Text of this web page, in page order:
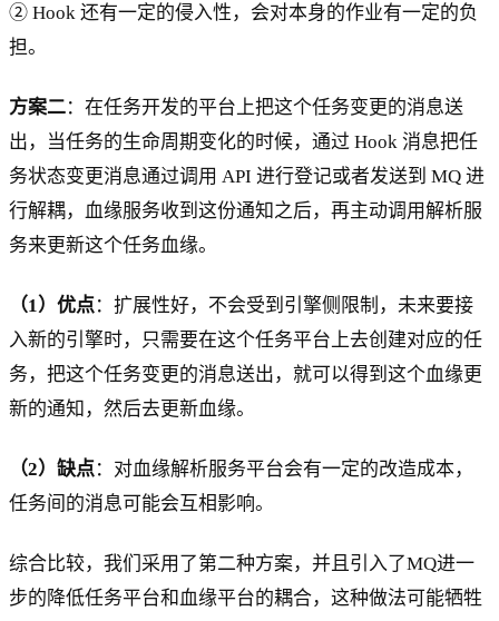
② Hook 还有一定的侵入性，会对本身的作业有一定的负
担。
方案二：在任务开发的平台上把这个任务变更的消息送
出，当任务的生命周期变化的时候，通过 Hook 消息把任
务状态变更消息通过调用 API 进行登记或者发送到 MQ 进
行解耦，血缘服务收到这份通知之后，再主动调用解析服
务来更新这个任务血缘。
（1）优点：扩展性好，不会受到引擎侧限制，未来要接
入新的引擎时，只需要在这个任务平台上去创建对应的任
务，把这个任务变更的消息送出，就可以得到这个血缘更
新的通知，然后去更新血缘。
（2）缺点：对血缘解析服务平台会有一定的改造成本，
任务间的消息可能会互相影响。
综合比较，我们采用了第二种方案，并且引入了MQ进一
步的降低任务平台和血缘平台的耦合，这种做法可能牺牲